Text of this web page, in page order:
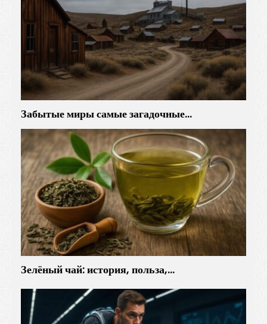
Забытые миры самые загадочные…
Зелёный чай: история, польза,…